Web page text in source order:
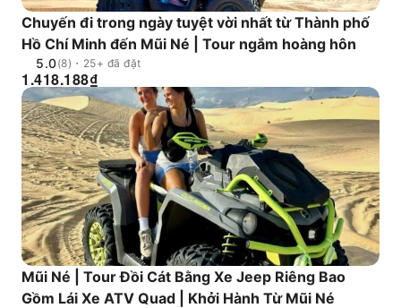
Chuyến đi trong ngày tuyệt vời nhất từ Thành phố
Hồ Chí Minh đến Mũi Né | Tour ngắm hoàng hôn
5.0(8)・25+ đã đặt
₫
1.418.188
Mũi Né | Tour Đồi Cát Bằng Xe Jeep Riêng Bao
Gồm Lái Xe ATV Quad | Khởi Hành Từ Mũi Né